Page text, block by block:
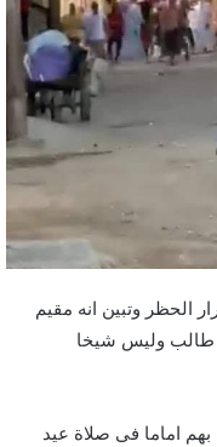
الحظر وتبين انه مقيم
طالب وليس شيخا
اماما فى صلاة عيد